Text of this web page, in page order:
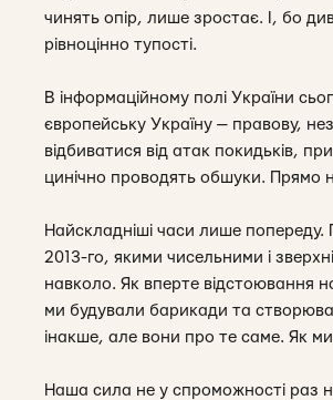
чинять опір, лише зростає. І, бо
рівноцінно тупості.
В інформаційному полі України
європейську Україну — правову,
відбиватися від атак покидьків,
цинічно проводять обшуки. Прямо
Найскладніші часи лише
2013-го, якими чисельними і
навколо. Як вперте відстоювання
ми будували барикади та
інакше, але вони про те саме. Як
Наша сила не у спроможності раз